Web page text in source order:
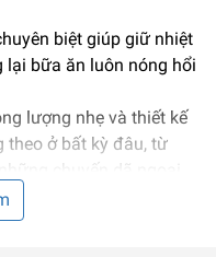
biệt giúp giữ nhiệt
lại bữa ăn luôn nóng hổi
lượng nhẹ và thiết kế
theo ở bất kỳ đâu, từ
chuyến dã ngoại
liệu inox 304 an toàn